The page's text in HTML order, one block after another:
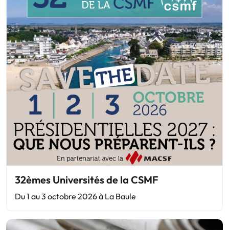
32èmes Universités de la CSMF
Du 1 au 3 octobre 2026 à La Baule